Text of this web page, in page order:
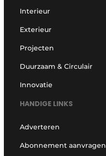
Interieur
Exterieur
Projecten
Duurzaam & Circulair
Innovatie
HANDIGE LINKS
Adverteren
Abonnement aanvragen